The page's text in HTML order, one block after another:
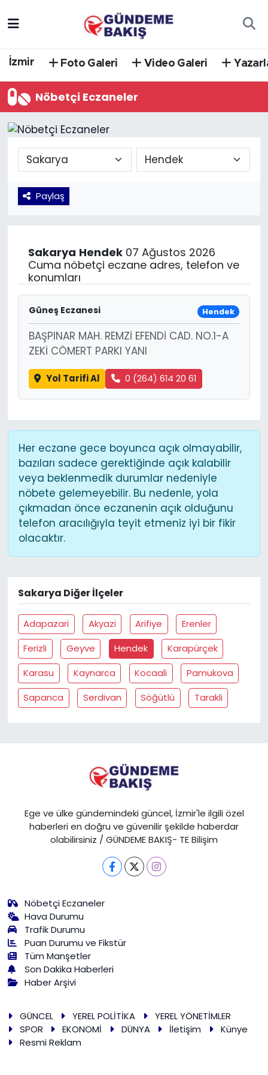
İzmir Foto Galeri Video Galeri
Nöbetçi Eczaneler
Paylaş
Sakarya Hendek07 Ağustos 2026
Cuma nöbetçi eczane adres, telefon ve
konumları
Güneş Eczanesi Hendek
BAŞPINAR MAH. REMZİ EFENDİ CAD. NO.1-A
ZEKİ CÖMERT PARKI YANI
Yol Tarifi Al 0 (264) 614 20 61
Her eczane gece boyunca açık olmayabilir,
bazıları sadece gerektiğinde açık kalabilir
veya beklenmedik durumlar nedeniyle
nöbete gelemeyebilir. Bu nedenle, yola
çıkmadan önce eczanenin açık olduğunu
telefon aracılığıyla teyit etmeniz iyi bir fikir
olacaktır.
Sakarya Diğer İlçeler
Adapazari Akyazi Arifiye
Erenler
Ferizli
Geyve Hendek
Karapürçek
Karasu
Kaynarca Kocaali
Pamukova
Sapanca
Serdivan Söğütlü Tarakli
Ege ve ülke gündemindeki güncel, İzmir'le ilgili özel
haberleri en doğru ve güvenilir şekilde haberdar
olabilirsiniz / GÜNDEME BAKIŞ- TE Bilişim
Nöbetçi Eczaneler
Hava Durumu
Trafik Durumu
Puan Durumu ve Fikstür
Tüm Manşetler
Son Dakika Haberleri
Haber Arşivi
GÜNCEL YEREL POLİTİKA
YEREL YÖNETİMLER
SPOR
EKONOMİ DÜNYA İletişim
Künye
Resmi Reklam
EGE
EĞİTİM
EKONOMİ
GÜNCEL
MAGAZİN
POLİTİKA
SAĞLIK
SPOR
TEKNOLOJİ
Yaşam
YEREL POLİTİKA
Yurt
Trafik Durumu
Süper Lig Puan Durumu ve Fikstür
Tüm Manşetler
Son Dakika Haberleri